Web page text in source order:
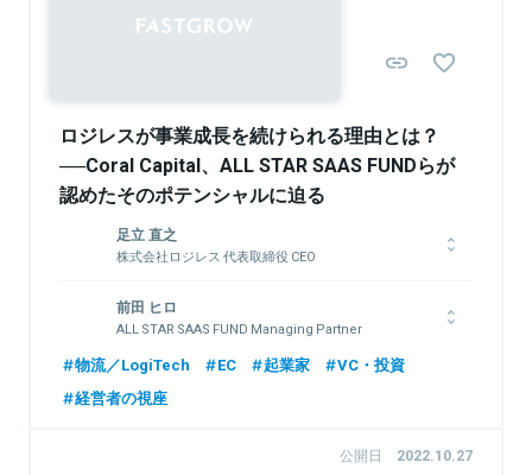
ロジレスが事業成長を続けられる理由とは？
──Coral Capital、ALL STAR SAAS FUNDらが
認めたそのポテンシャルに迫る
足立 直之
株式会社ロジレス 代表取締役 CEO
スにて3年間、出版社への営業や電子書籍事業の立ち上げなどを
担当。2012年にロジレスの前身となる会社を立ち上げ、自分た
ちでECサイトを運営。自社の業務を効率化するためのシステム
開発をしていく中で、同様の課題を抱えている人たちの存在を知
る。2017年にロジレスを創業。より多くのEC事業者の課題を解
の問題をよりよい方向に解決していくことを目指す。
前田 ヒロ
ALL STAR SAAS FUND Managing Partner
シードからグロースまでSaaSベンチャーに特化して投資と支援
2010年、世界進出を目的としたスタートアップの育成プログラ
同設立。その後、BEENOSのインキュベーション本部長として、
物流／LogiTech EC 起業家
VC・投資
経営者の視座
公開日 2022.10.27